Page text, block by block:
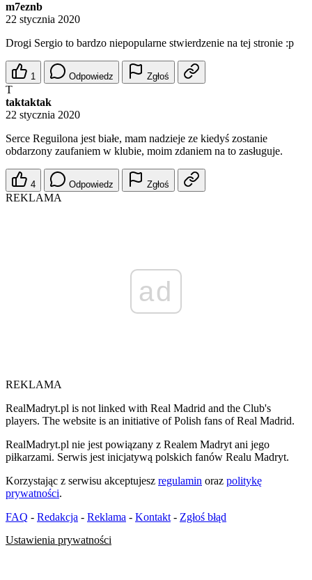
m7eznb
22 stycznia 2020
Drogi Sergio to bardzo niepopularne stwierdzenie na tej stronie :p
1 Odpowiedz Zgłoś
T
taktaktak
22 stycznia 2020
Serce Reguilona jest białe, mam nadzieje ze kiedyś zostanie
obdarzony zaufaniem w klubie, moim zdaniem na to zasługuje.
4 Odpowiedz Zgłoś
REKLAMA
ad
REKLAMA
RealMadryt.pl is not linked with Real Madrid and the Club's
players. The website is an initiative of Polish fans of Real Madrid.
RealMadryt.pl nie jest powiązany z Realem Madryt ani jego
piłkarzami. Serwis jest inicjatywą polskich fanów Realu Madryt.
Korzystając z serwisu akceptujesz regulamin oraz politykę
prywatności.
FAQ - Redakcja - Reklama - Kontakt - Zgłoś błąd
Ustawienia prywatności